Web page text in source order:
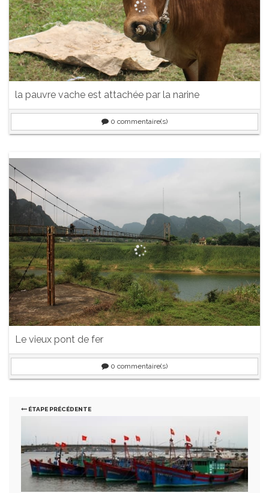
la pauvre vache est attachée par la narine
0 commentaire(s)
Le vieux pont de fer
0 commentaire(s)
ÉTAPE PRÉCÉDENTE